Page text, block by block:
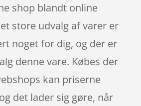
shop blandt online
store udvalg af varer er
noget for dig, og der er
denne vare. Købes der
kan priserne
det lader sig gøre, når